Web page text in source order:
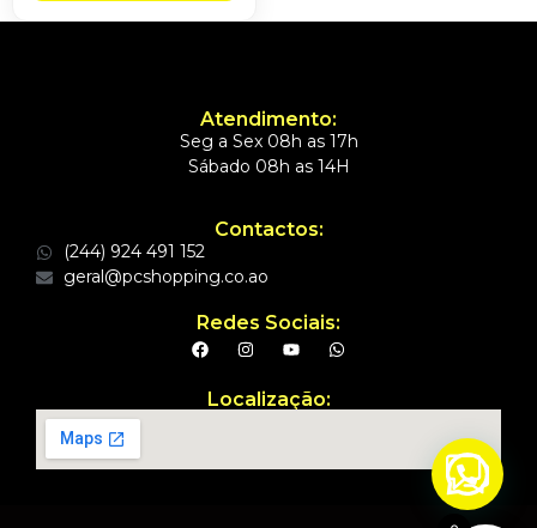
Atendimento:
Seg a Sex 08h as 17h
Sábado 08h as 14H
Contactos:
(244) 924 491 152
geral@pcshopping.co.ao
Redes Sociais:
Localização:
Precisa de ajuda?